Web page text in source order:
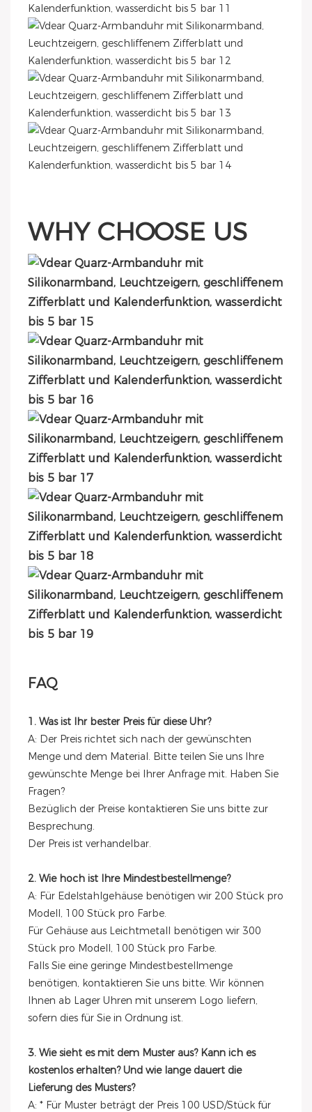
WHY CHOOSE US
FAQ
1. Was ist Ihr bester Preis für diese Uhr?
A: Der Preis richtet sich nach der gewünschten
Menge und dem Material. Bitte teilen Sie uns Ihre
gewünschte Menge bei Ihrer Anfrage mit. Haben Sie
Fragen?
Bezüglich der Preise kontaktieren Sie uns bitte zur
Besprechung.
Der Preis ist verhandelbar.
2. Wie hoch ist Ihre Mindestbestellmenge?
A: Für Edelstahlgehäuse benötigen wir 200 Stück pro
Modell, 100 Stück pro Farbe.
Für Gehäuse aus Leichtmetall benötigen wir 300
Stück pro Modell, 100 Stück pro Farbe.
Falls Sie eine geringe Mindestbestellmenge
benötigen, kontaktieren Sie uns bitte. Wir können
Ihnen ab Lager Uhren mit unserem Logo liefern,
sofern dies für Sie in Ordnung ist.
3. Wie sieht es mit dem Muster aus? Kann ich es
kostenlos erhalten? Und wie lange dauert die
Lieferung des Musters?
A: * Für Muster beträgt der Preis 100 USD/Stück für